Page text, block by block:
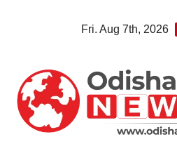
Fri. Aug 7th, 2026